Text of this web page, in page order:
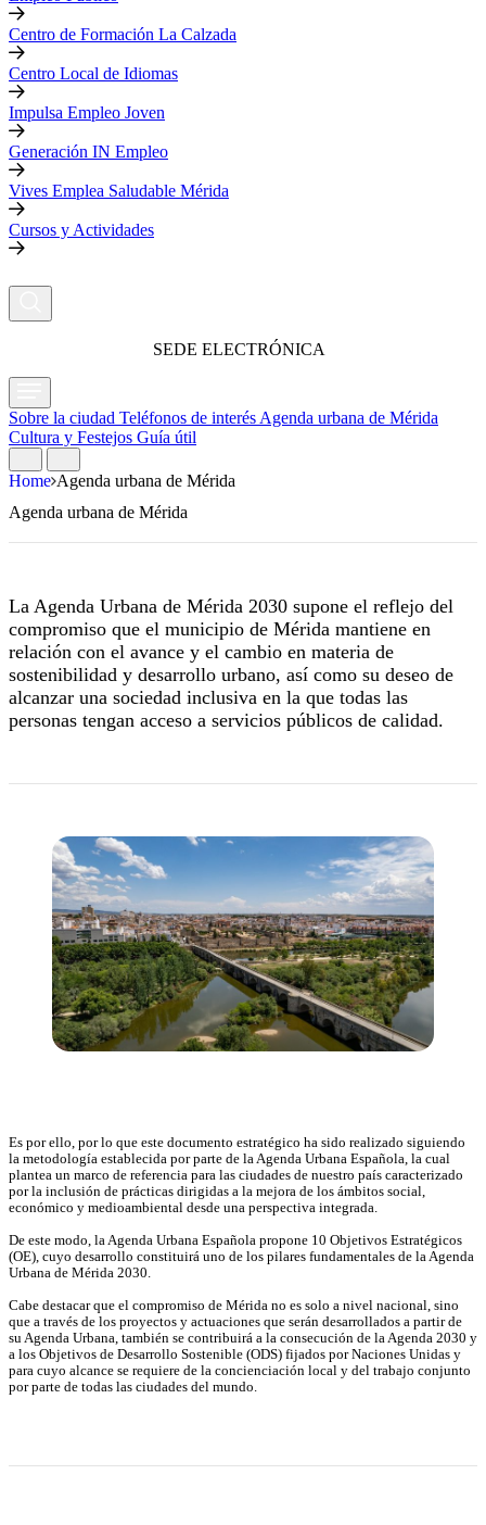
Centro de Formación La Calzada
Centro Local de Idiomas
Impulsa Empleo Joven
Generación IN Empleo
Vives Emplea Saludable Mérida
Cursos y Actividades
SEDE ELECTRÓNICA
Sobre la ciudad Teléfonos de interés Agenda urbana de Mérida
Cultura y Festejos Guía útil
Home Agenda urbana de Mérida
Agenda urbana de Mérida
La Agenda Urbana de Mérida 2030 supone el reflejo del
compromiso que el municipio de Mérida mantiene en
relación con el avance y el cambio en materia de
sostenibilidad y desarrollo urbano, así como su deseo de
alcanzar una sociedad inclusiva en la que todas las
personas tengan acceso a servicios públicos de calidad.
Es por ello, por lo que este documento estratégico ha sido realizado siguiendo
la metodología establecida por parte de la Agenda Urbana Española, la cual
plantea un marco de referencia para las ciudades de nuestro país caracterizado
por la inclusión de prácticas dirigidas a la mejora de los ámbitos social,
económico y medioambiental desde una perspectiva integrada.
De este modo, la Agenda Urbana Española propone 10 Objetivos Estratégicos
(OE), cuyo desarrollo constituirá uno de los pilares fundamentales de la Agenda
Urbana de Mérida 2030.
Cabe destacar que el compromiso de Mérida no es solo a nivel nacional, sino
que a través de los proyectos y actuaciones que serán desarrollados a partir de
su Agenda Urbana, también se contribuirá a la consecución de la Agenda 2030 y
a los Objetivos de Desarrollo Sostenible (ODS) fijados por Naciones Unidas y
para cuyo alcance se requiere de la concienciación local y del trabajo conjunto
por parte de todas las ciudades del mundo.